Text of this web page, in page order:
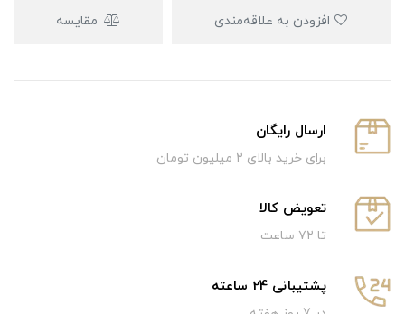
مقایسه
ارسال رایگان
برای خرید بالای ۲ میلیون تومان
تعویض کالا
تا ۷۲ ساعت
پشتیبانی 24 ساعته